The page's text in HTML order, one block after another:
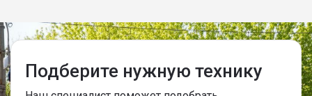
Подберите нужную технику